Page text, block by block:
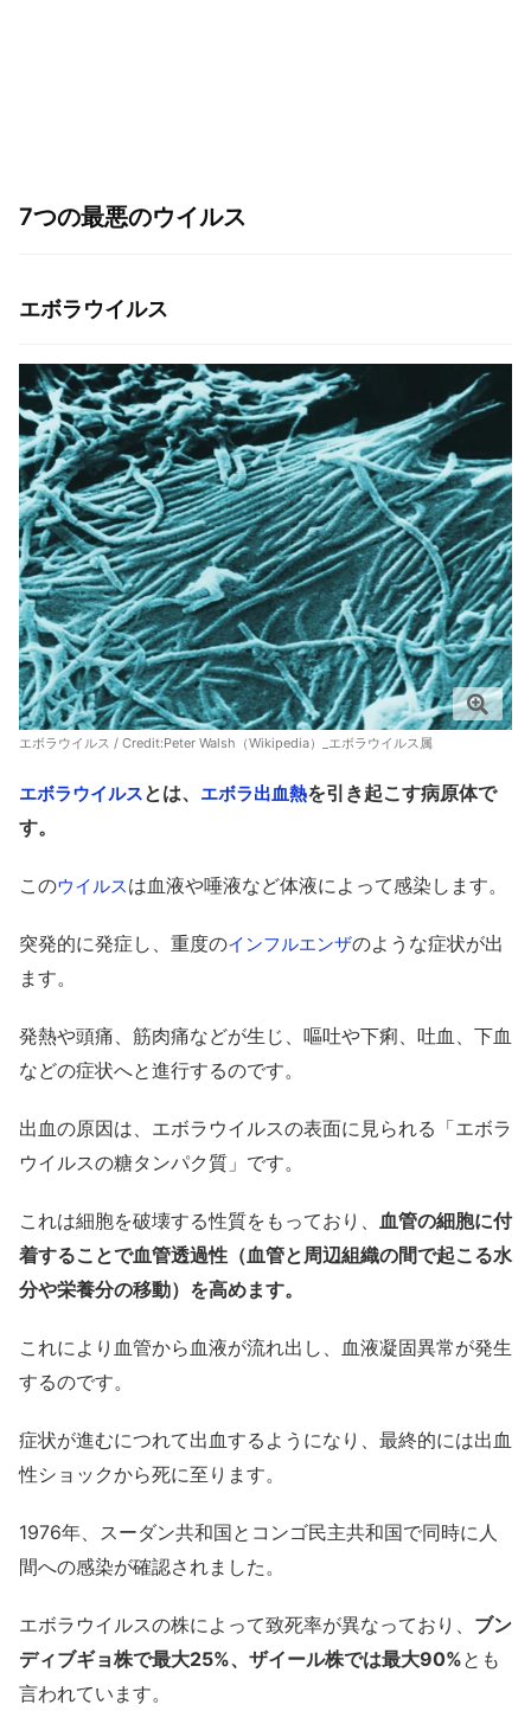
7つの最悪のウイルス
エボラウイルス
エボラウイルス / Credit:Peter Walsh（Wikipedia）_エボラウイルス属
エボラウイルスとは、 エボラ出血熱を引き起こす病原体で
す。
このウイルスは血液や唾液など体液によって感染します。
突発的に発症し、重度のインフルエンザのような症状が出
ます。
発熱や頭痛、筋肉痛などが生じ、嘔吐や下痢、吐血、下血
などの症状へと進行するのです。
出血の原因は、エボラウイルスの表面に見られる「エボラ
ウイルスの糖タンパク質」です。
これは細胞を破壊する性質をもっており、 血管の細胞に付
着することで血管透過性（血管と周辺組織の間で起こる水
分や栄養分の移動）を高めます。
これにより血管から血液が流れ出し、血液凝固異常が発生
するのです。
症状が進むにつれて出血するようになり、最終的には出血
性ショックから死に至ります。
1976年、スーダン共和国とコンゴ民主共和国で同時に人
間への感染が確認されました。
エボラウイルスの株によって致死率が異なっており、 ブン
ディブギョ株で最大25%、ザイール株では最大90%とも
言われています。